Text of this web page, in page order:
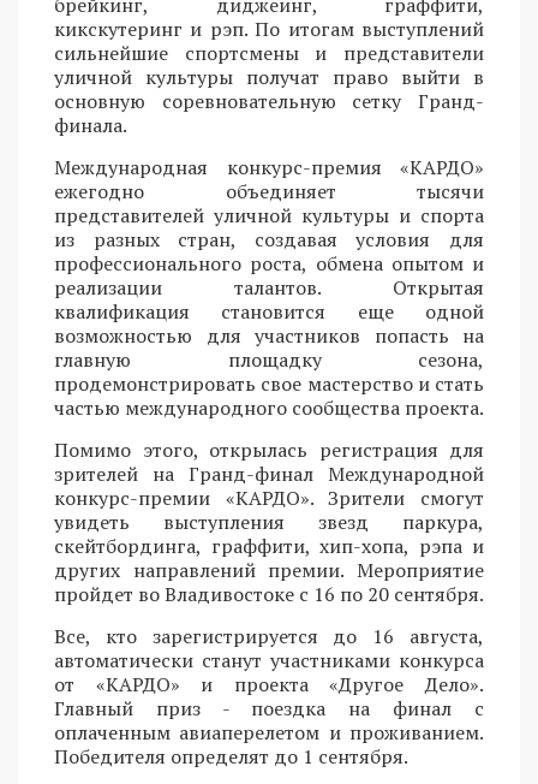
брейкинг, диджеинг, граффити,
кикскутеринг и рэп. По итогам выступлений
сильнейшие спортсмены и представители
уличной культуры получат право выйти в
основную соревновательную сетку Гранд-
финала.
Международная конкурс-премия «КАРДО»
ежегодно объединяет тысячи
представителей уличной культуры и спорта
из разных стран, создавая условия для
профессионального роста, обмена опытом и
реализации талантов. Открытая
квалификация становится еще одной
возможностью для участников попасть на
главную площадку сезона,
продемонстрировать свое мастерство и стать
частью международного сообщества проекта.
Помимо этого, открылась регистрация для
зрителей на Гранд-финал Международной
конкурс-премии «КАРДО». Зрители смогут
увидеть выступления звезд паркура,
скейтбординга, граффити, хип-хопа, рэпа и
других направлений премии. Мероприятие
пройдет во Владивостоке с 16 по 20 сентября.
Все, кто зарегистрируется до 16 августа,
автоматически станут участниками конкурса
от «КАРДО» и проекта «Другое Дело».
Главный приз - поездка на финал с
оплаченным авиаперелетом и проживанием.
Победителя определят до 1 сентября.